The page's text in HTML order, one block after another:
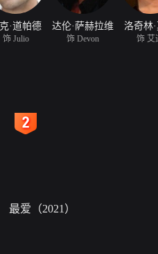
·道帕德
饰 Julio
达伦·萨赫拉维
饰 Devon
洛奇林
饰 艾
最爱（2021）